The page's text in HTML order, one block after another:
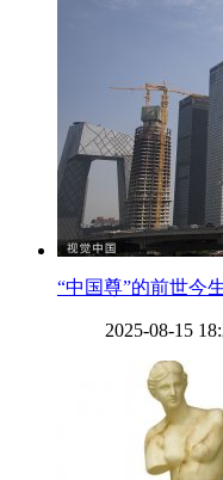
​“中国尊”的前世今
2025-08-15